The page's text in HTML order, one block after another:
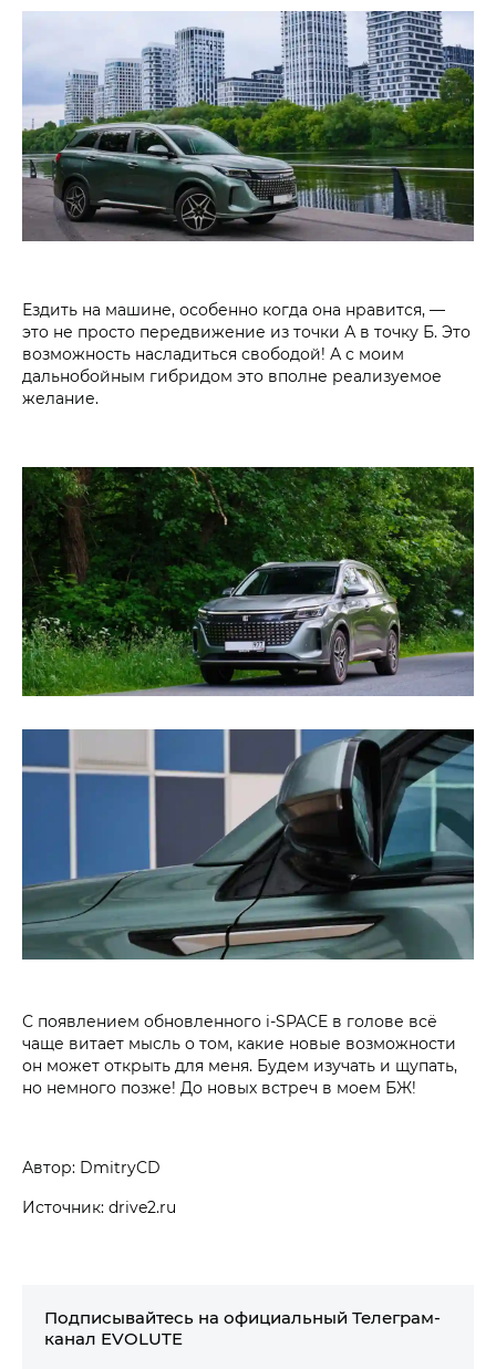
Ездить на машине, особенно когда она нравится, —
это не просто передвижение из точки А в точку Б. Это
возможность насладиться свободой! А с моим
дальнобойным гибридом это вполне реализуемое
желание.
С появлением обновленного i‑SPACE в голове всё
чаще витает мысль о том, какие новые возможности
он может открыть для меня. Будем изучать и щупать,
но немного позже! До новых встреч в моем БЖ!
Автор: DmitryCD
Источник: drive2.ru
Подписывайтесь на официальный Телеграм-
канал EVOLUTE